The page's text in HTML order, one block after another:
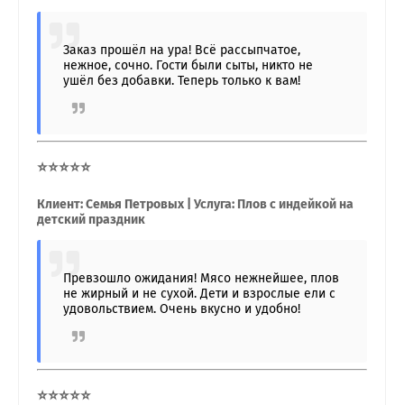
Заказ прошёл на ура! Всё рассыпчатое,
нежное, сочно. Гости были сыты, никто не
ушёл без добавки. Теперь только к вам!
⭐⭐⭐⭐⭐
Клиент: Семья Петровых | Услуга: Плов с индейкой на
детский праздник
Превзошло ожидания! Мясо нежнейшее, плов
не жирный и не сухой. Дети и взрослые ели с
удовольствием. Очень вкусно и удобно!
⭐⭐⭐⭐⭐